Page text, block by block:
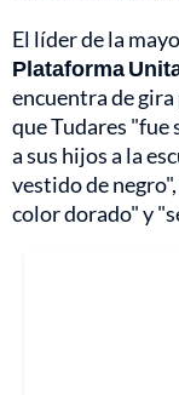
El líder de la
Plataforma
encuentra de
que Tudares "fue
a sus hijos a la
vestido de
color dorado" y